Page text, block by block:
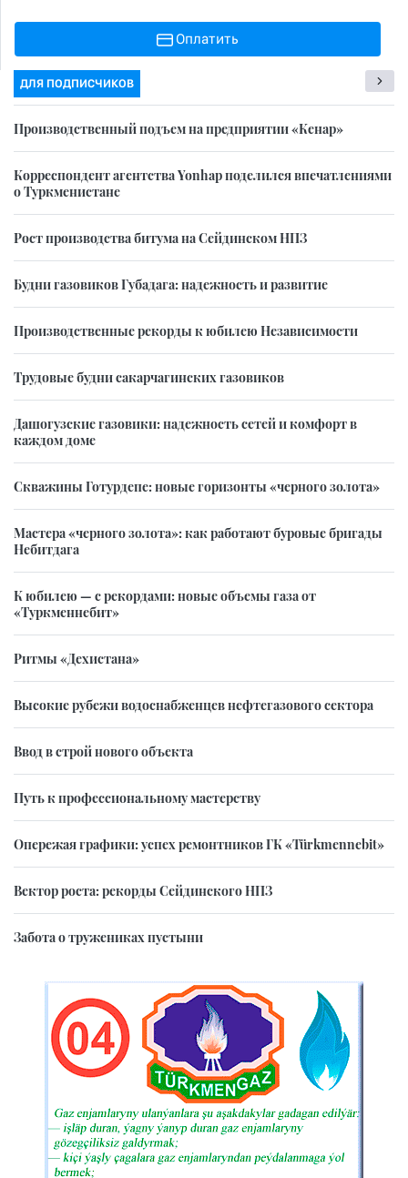
Оплатить
ДЛЯ ПОДПИСЧИКОВ
Производственный подъем на предприятии «Кенар»
Корреспондент агентства Yonhap поделился впечатлениями
о Туркменистане
Рост производства битума на Сейдинском НПЗ
Будни газовиков Губадага: надежность и развитие
Производственные рекорды к юбилею Независимости
Трудовые будни сакарчагинских газовиков
Дашогузские газовики: надежность сетей и комфорт в
каждом доме
Скважины Готурдепе: новые горизонты «черного золота»
Мастера «черного золота»: как работают буровые бригады
Небитдага
К юбилею — с рекордами: новые объемы газа от
«Туркменнебит»
Ритмы «Дехистана»
Высокие рубежи водоснабженцев нефтегазового сектора
Ввод в строй нового объекта
Путь к профессиональному мастерству
Опережая графики: успех ремонтников ГК «Türkmennebit»
Вектор роста: рекорды Сейдинского НПЗ
Забота о тружениках пустыни